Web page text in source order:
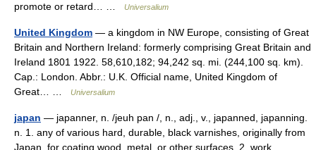
promote or retard… …
Universalium
United Kingdom — a kingdom in NW Europe, consisting of Great
Britain and Northern Ireland: formerly comprising Great Britain and
Ireland 1801 1922. 58,610,182; 94,242 sq. mi. (244,100 sq. km).
Cap.: London. Abbr.: U.K. Official name, United Kingdom of
Great… …
Universalium
japan — japanner, n. /jeuh pan /, n., adj., v., japanned, japanning.
n. 1. any of various hard, durable, black varnishes, originally from
Japan, for coating wood, metal, or other surfaces. 2. work